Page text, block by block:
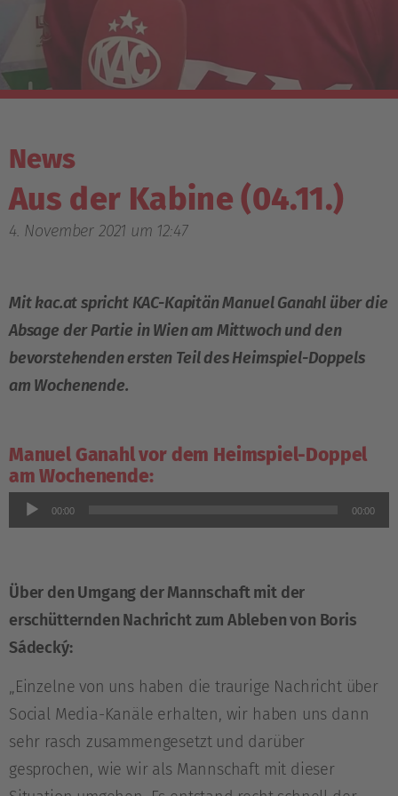
News
Aus der Kabine (04.11.)
4. November 2021 um 12:47
Mit kac.at spricht KAC-Kapitän Manuel Ganahl über die
Absage der Partie in Wien am Mittwoch und den
bevorstehenden ersten Teil des Heimspiel-Doppels
am Wochenende.
Manuel Ganahl vor dem Heimspiel-Doppel
am Wochenende:
Audio-
Player
00:00 00:00
Über den Umgang der Mannschaft mit der
erschütternden Nachricht zum Ableben von Boris
Sádecký:
„Einzelne von uns haben die traurige Nachricht über
Social Media-Kanäle erhalten, wir haben uns dann
sehr rasch zusammengesetzt und darüber
gesprochen, wie wir als Mannschaft mit dieser